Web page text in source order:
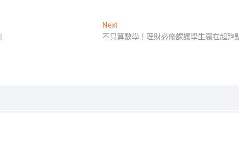
NextNext
post:
不只算數學！理財必修課讓學生贏在起跑